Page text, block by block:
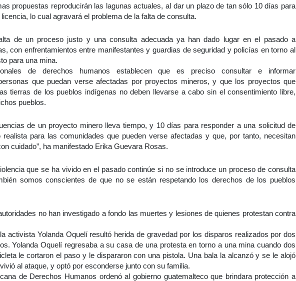
propuestas reproducirán las lagunas actuales, al dar un plazo de tan sólo 10 días para
lo cual agravará el problema de la falta de consulta.
de un proceso justo y una consulta adecuada ya han dado lugar en el pasado a
con enfrentamientos entre manifestantes y guardias de seguridad y policías en torno al
para una mina.
de derechos humanos establecen que es preciso consultar e informar
que puedan verse afectadas por proyectos mineros, y que los proyectos que
tierras de los pueblos indígenas no deben llevarse a cabo sin el consentimiento libre,
pueblos.
de un proyecto minero lleva tiempo, y 10 días para responder a una solicitud de
para las comunidades que pueden verse afectadas y que, por tanto, necesitan
cuidado”, ha manifestado Erika Guevara Rosas.
que se ha vivido en el pasado continúe si no se introduce un proceso de consulta
somos conscientes de que no se están respetando los derechos de los pueblos
no han investigado a fondo las muertes y lesiones de quienes protestan contra
activista Yolanda Oquelí resultó herida de gravedad por los disparos realizados por dos
Yolanda Oquelí regresaba a su casa de una protesta en torno a una mina cuando dos
le cortaron el paso y le dispararon con una pistola. Una bala la alcanzó y se le alojó
al ataque, y optó por esconderse junto con su familia.
de Derechos Humanos ordenó al gobierno guatemalteco que brindara protección a